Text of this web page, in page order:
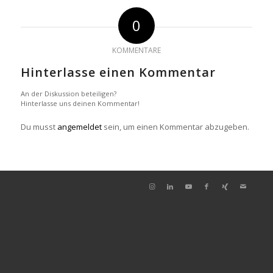
0
KOMMENTARE
Hinterlasse einen Kommentar
An der Diskussion beteiligen?
Hinterlasse uns deinen Kommentar!
Du musst angemeldetsein, um einen Kommentar abzugeben.